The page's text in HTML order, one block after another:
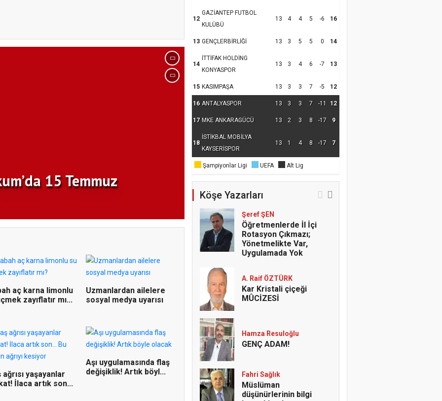
15 Temmuz
aç karna limonlu
zayıflatır mı...
Uzmanlardan ailelere
sosyal medya uyarısı
ağrısı yaşayanlar
İlaca artık son...
Aşı uygulamasında flaş
değişiklik! Artık böyl...
12
GAZİANTEP FUTBOL
KULÜBÜ
13 4 4 5 -6 16
13 GENÇLERBİRLİĞİ 13 3 5 5 0 14
14
İTTİFAK HOLDİNG
KONYASPOR
13 3 4 6 -7 13
15 KASIMPAŞA 13 3 3 7 -5 12
16 ANTALYASPOR 13 3 3 7 -11 12
17 MKE ANKARAGÜCÜ 13 2 3 8 -17 9
18
İSTİKBAL MOBİLYA
KAYSERİSPOR
13 1 4 8 -17 7
Şampiyonlar Ligi UEFA Alt Lig
Köşe Yazarları
Şeref ŞEN
Öğretmenlerde İl İçi
Rotasyon Çıkmazı;
Yönetmelikte Var,
Uygulamada Yok
A. Raif ÖZTÜRK
Kar Kristali çiçeği
MÛCİZESİ
Hamza Resuloğlu
GENÇ ADAM!
Fahri Sağlık
Müslüman
düşünürlerinin bilgi